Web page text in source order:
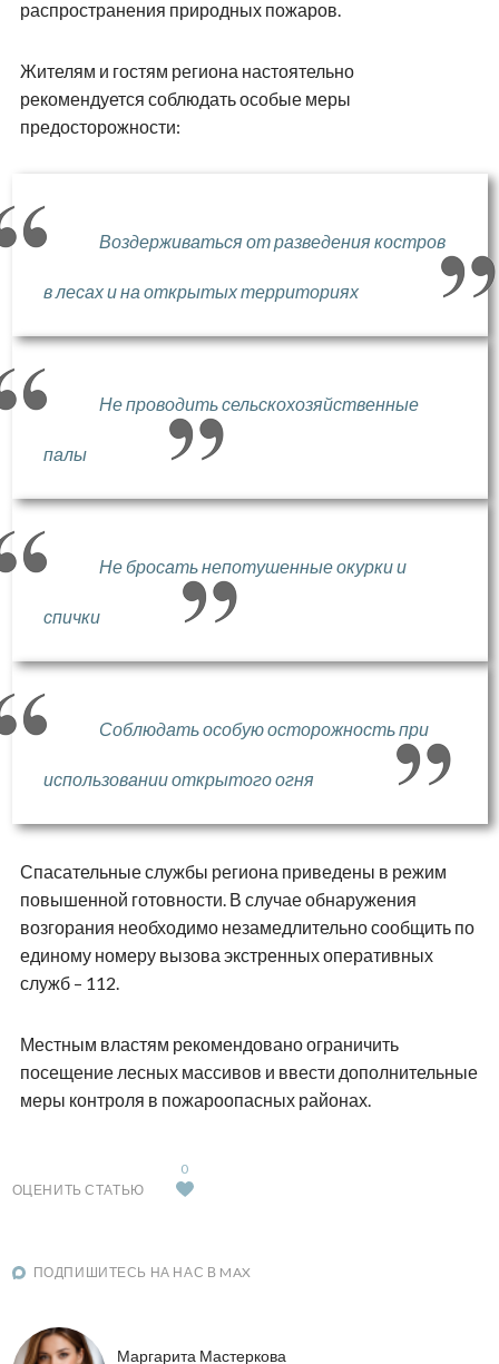
распространения природных пожаров.
Жителям и гостям региона настоятельно
рекомендуется соблюдать особые меры
предосторожности:
Воздерживаться от разведения костров
в лесах и на открытых территориях
Не проводить сельскохозяйственные
палы
Не бросать непотушенные окурки и
спички
Соблюдать особую осторожность при
использовании открытого огня
Спасательные службы региона приведены в режим
повышенной готовности. В случае обнаружения
возгорания необходимо незамедлительно сообщить по
единому номеру вызова экстренных оперативных
служб – 112.
Местным властям рекомендовано ограничить
посещение лесных массивов и ввести дополнительные
меры контроля в пожароопасных районах.
ОЦЕНИТЬ СТАТЬЮ
0
ПОДПИШИТЕСЬ НА НАС В MAX
Маргарита Мастеркова